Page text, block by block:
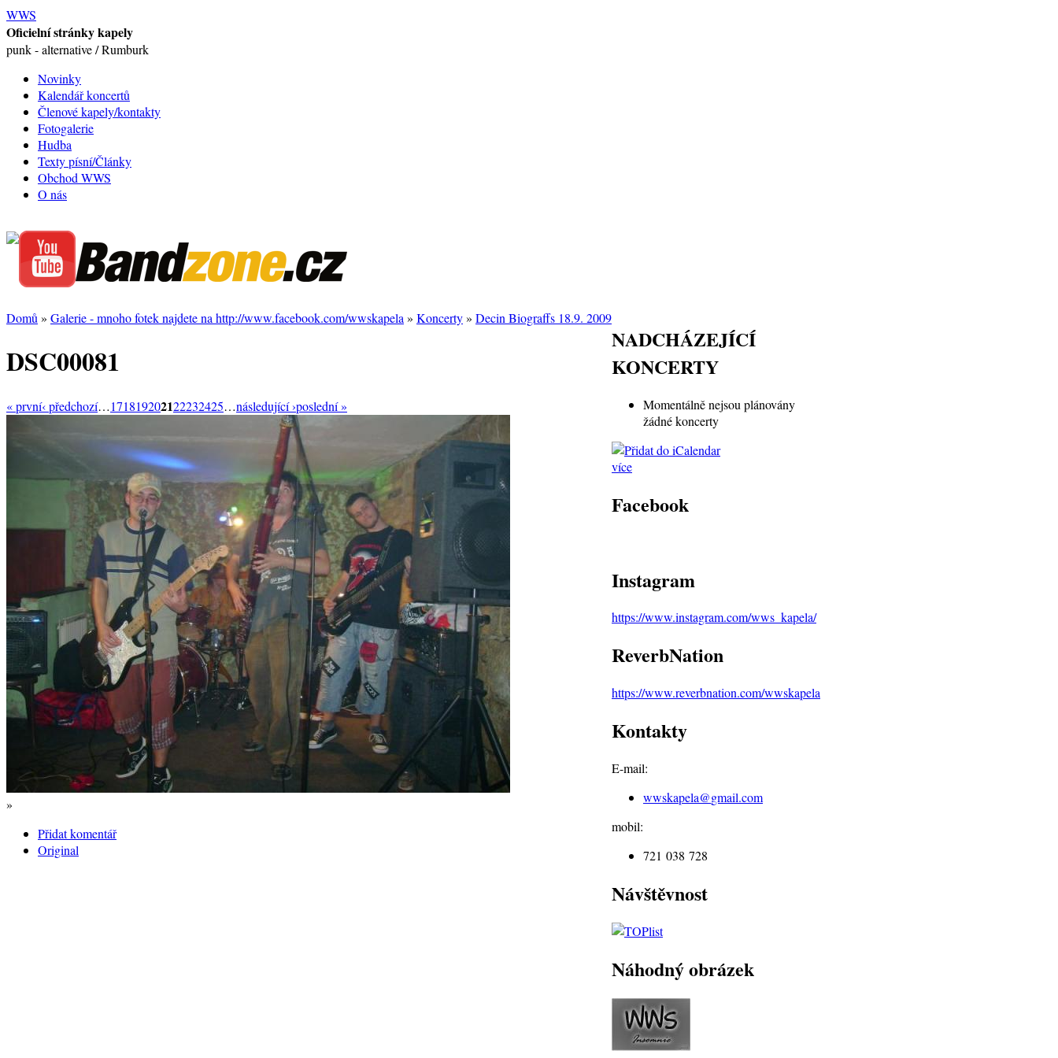
WWS
Oficielní stránky kapely
punk - alternative / Rumburk
Novinky
Kalendář koncertů
Členové kapely/kontakty
Fotogalerie
Hudba
Texty písní/Články
Obchod WWS
O nás
Domů » Galerie - mnoho fotek najdete na http://www.facebook.com/wwskapela » Koncerty» Decin Biograffs 18.9. 2009
DSC00081
« první‹ předchozí…171819202122232425…následující ›poslední »
»
Přidat komentář
Original
NADCHÁZEJÍCÍ
KONCERTY
Momentálně nejsou plánovány
žádné koncerty
více
Facebook
Instagram
https://www.instagram.com/wws_kapela/
ReverbNation
https://www.reverbnation.com/wwskapela
Kontakty
E-mail:
wwskapela@gmail.com
mobil:
721 038 728
Návštěvnost
Náhodný obrázek